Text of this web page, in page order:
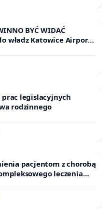
studentów
wycofania się z dalszych
„Kamionka”; wykonania
prac zmierzających do
na terenie
mieszkaniowej
do publicznych i tanich
wielu osobom na
posiadany status
BYĆ WIDAĆ
do władz Katowice Airport
HIDDEN DISABILITIES
prac legislacyjnych
rodzinnego
pacjentom z chorobą
leczenia